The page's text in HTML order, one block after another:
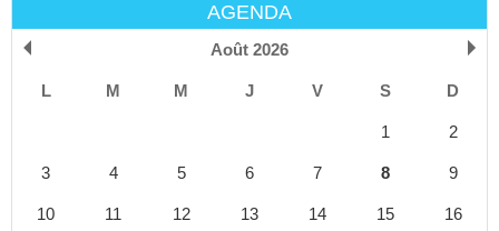
AGENDA
Août 2026
L M M J V S D
1 2
3 4 5 6 7 8 9
10 11 12 13 14 15 16